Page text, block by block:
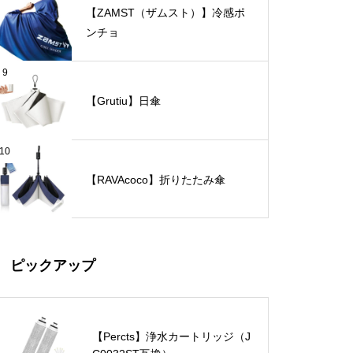
【ZAMST（ザムスト）】冷感ポ
ンチョ
9
【Grutiu】日傘
10
【RAVAcoco】折りたたみ傘
ピックアップ
【Percts】浄水カートリッジ（J